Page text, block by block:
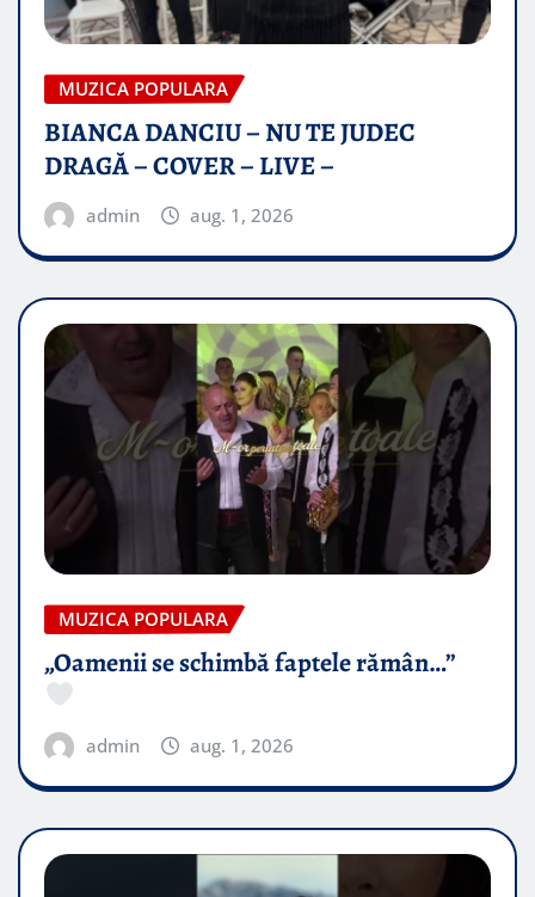
MUZICA POPULARA
BIANCA DANCIU – NU TE JUDEC
DRAGĂ – COVER – LIVE –
admin aug. 1, 2026
MUZICA POPULARA
„Oamenii se schimbă faptele rămân…”
admin aug. 1, 2026